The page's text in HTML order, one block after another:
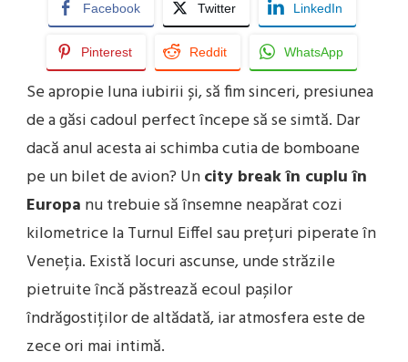
Facebook Twitter LinkedIn
Pinterest Reddit WhatsApp
Se apropie luna iubirii și, să fim sinceri, presiunea
de a găsi cadoul perfect începe să se simtă. Dar
dacă anul acesta ai schimba cutia de bomboane
pe un bilet de avion? Uncity break în cuplu în
Europa nu trebuie să însemne neapărat cozi
kilometrice la Turnul Eiffel sau prețuri piperate în
Veneția. Există locuri ascunse, unde străzile
pietruite încă păstrează ecoul pașilor
îndrăgostiților de altădată, iar atmosfera este de
zece ori mai intimă.